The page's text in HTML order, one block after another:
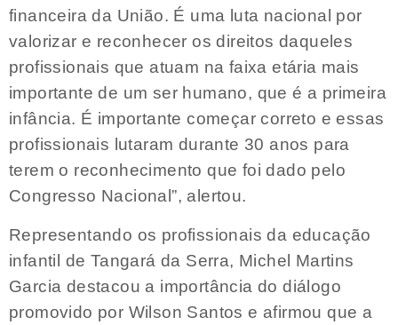
financeira da União. É uma luta nacional por
valorizar e reconhecer os direitos daqueles
profissionais que atuam na faixa etária mais
importante de um ser humano, que é a primeira
infância. É importante começar correto e essas
profissionais lutaram durante 30 anos para
terem o reconhecimento que foi dado pelo
Congresso Nacional”, alertou.
Representando os profissionais da educação
infantil de Tangará da Serra, Michel Martins
Garcia destacou a importância do diálogo
promovido por Wilson Santos e afirmou que a